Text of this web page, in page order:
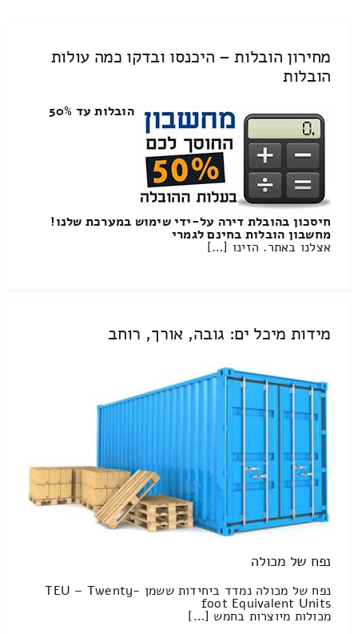
מחירון הובלות – היכנסו ובדקו כמה עולות
הובלות
הובלות עד 50%
חיסכון בהובלת דירה על-ידי שימוש במערכת שלנו!
מחשבון הובלות בחינם לגמרי
אצלנו באתר. הזינו […]
מידות מיכל ים: גובה, אורך, רוחב
נפח של מכולה
נפח של מכולה נמדד ביחידות ששמן TEU – Twenty-
foot Equivalent Units
מכולות מיוצרות בחמש […]